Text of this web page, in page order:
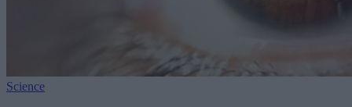
Science